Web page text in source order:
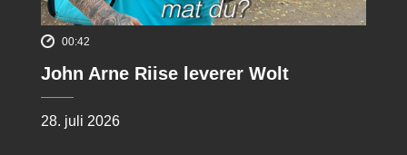
00:42
John Arne Riise leverer Wolt
28. juli 2026